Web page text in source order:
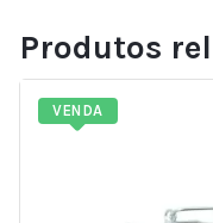
Produtos
VENDA